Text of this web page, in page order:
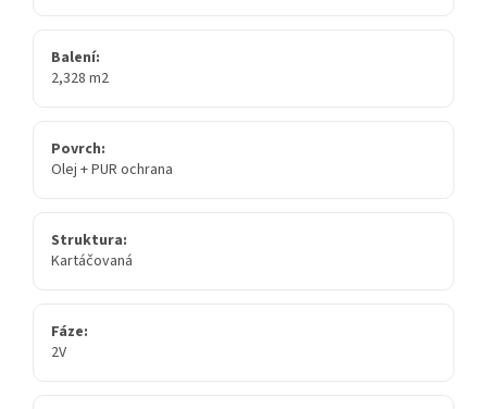
Balení:
2,328 m2
Povrch:
Olej + PUR ochrana
Struktura:
Kartáčovaná
Fáze:
2V